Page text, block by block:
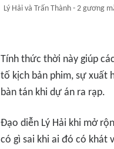
Lý Hải và Trấn Thành - 2 gương
Tính thức thời này giúp
tố kịch bản phim, sự xuất
bàn tán khi dự án ra rạp.
Đạo diễn Lý Hải khi mở
có gì sai khi ai đó có khát